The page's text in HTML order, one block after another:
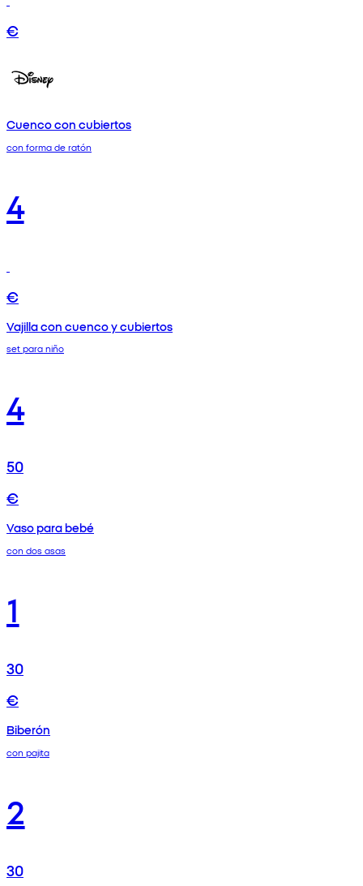
€
Cuenco con cubiertos
con forma de ratón
4
€
Vajilla con cuenco y cubiertos
set para niño
4
50
€
Vaso para bebé
con dos asas
1
30
€
Biberón
con pajita
2
30